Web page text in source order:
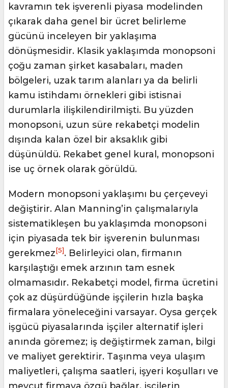
kavramın tek işverenli piyasa modelinden
çıkarak daha genel bir ücret belirleme
gücünü inceleyen bir yaklaşıma
dönüşmesidir. Klasik yaklaşımda monopsoni
çoğu zaman şirket kasabaları, maden
bölgeleri, uzak tarım alanları ya da belirli
kamu istihdamı örnekleri gibi istisnai
durumlarla ilişkilendirilmişti. Bu yüzden
monopsoni, uzun süre rekabetçi modelin
dışında kalan özel bir aksaklık gibi
düşünüldü. Rekabet genel kural, monopsoni
ise uç örnek olarak görüldü.
Modern monopsoni yaklaşımı bu çerçeveyi
değiştirir. Alan Manning’in çalışmalarıyla
sistematikleşen bu yaklaşımda monopsoni
için piyasada tek bir işverenin bulunması
gerekmez[5]. Belirleyici olan, firmanın
karşılaştığı emek arzının tam esnek
olmamasıdır. Rekabetçi model, firma ücretini
çok az düşürdüğünde işçilerin hızla başka
firmalara yöneleceğini varsayar. Oysa gerçek
işgücü piyasalarında işçiler alternatif işleri
anında göremez; iş değiştirmek zaman, bilgi
ve maliyet gerektirir. Taşınma veya ulaşım
maliyetleri, çalışma saatleri, işyeri koşulları ve
mevcut firmaya özgü bağlar, işçilerin